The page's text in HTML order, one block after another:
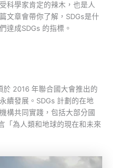
科學家肯定的辣木，也是人
文章會帶你了解，SDGs是什
達成SDGs 的指標。
於 2016 年聯合國大會推出的
續發展。SDGs 計劃的在地
構共同實踐，包括大部分國
「為人類和地球的現在和未來